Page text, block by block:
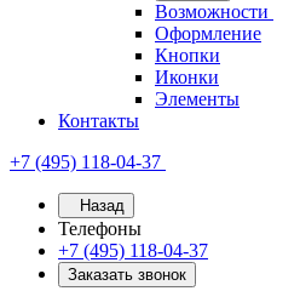
Возможности
Оформление
Кнопки
Иконки
Элементы
Контакты
+7 (495) 118-04-37
Назад
Телефоны
+7 (495) 118-04-37
Заказать звонок